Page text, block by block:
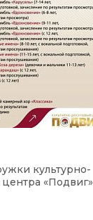
культурно-
центра «Подвиг»